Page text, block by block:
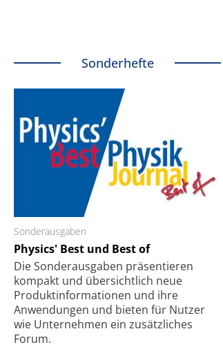
Sonderhefte
Sonderausgaben
Physics' Best und Best of
Die Sonder­ausgaben präsentieren
kompakt und übersichtlich neue
Produkt­informationen und ihre
Anwendungen und bieten für Nutzer
wie Unternehmen ein zusätzliches
Forum.
Elektronenmikroskopie auf
kleinstem Raum